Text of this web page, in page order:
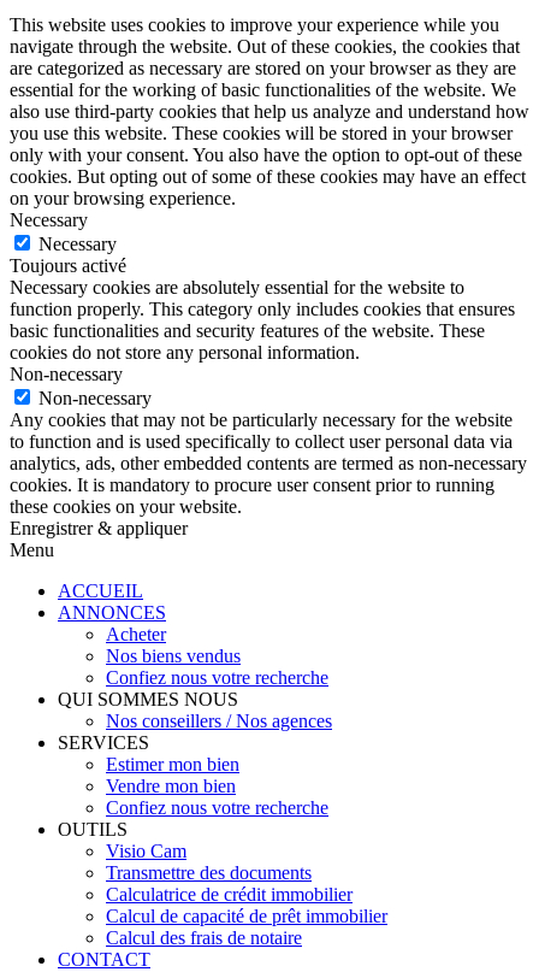
This website uses cookies to improve your experience while you
navigate through the website. Out of these cookies, the cookies that
are categorized as necessary are stored on your browser as they are
essential for the working of basic functionalities of the website. We
also use third-party cookies that help us analyze and understand how
you use this website. These cookies will be stored in your browser
only with your consent. You also have the option to opt-out of these
cookies. But opting out of some of these cookies may have an effect
on your browsing experience.
Necessary
Necessary
Toujours activé
Necessary cookies are absolutely essential for the website to
function properly. This category only includes cookies that ensures
basic functionalities and security features of the website. These
cookies do not store any personal information.
Non-necessary
Non-necessary
Any cookies that may not be particularly necessary for the website
to function and is used specifically to collect user personal data via
analytics, ads, other embedded contents are termed as non-necessary
cookies. It is mandatory to procure user consent prior to running
these cookies on your website.
Enregistrer & appliquer
Menu
ACCUEIL
ANNONCES
Acheter
Nos biens vendus
Confiez nous votre recherche
QUI SOMMES NOUS
Nos conseillers / Nos agences
SERVICES
Estimer mon bien
Vendre mon bien
Confiez nous votre recherche
OUTILS
Visio Cam
Transmettre des documents
Calculatrice de crédit immobilier
Calcul de capacité de prêt immobilier
Calcul des frais de notaire
CONTACT